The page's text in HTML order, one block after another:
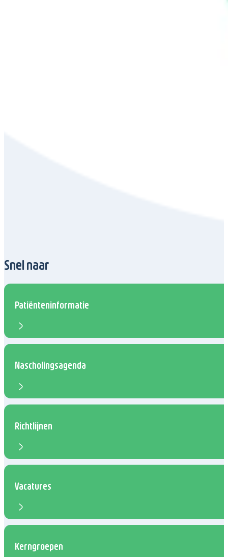
Snel naar
Patiënteninformatie
Nascholingsagenda
Richtlijnen
Vacatures
Kerngroepen